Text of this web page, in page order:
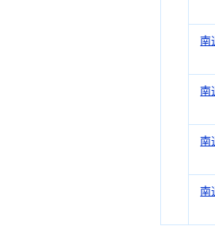
南
南
南
南